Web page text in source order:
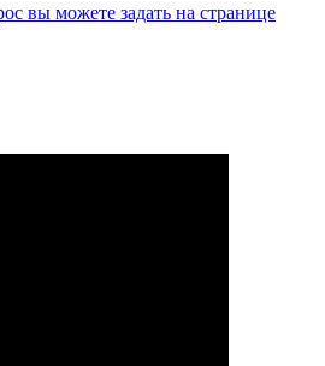
вы можете задать на странице